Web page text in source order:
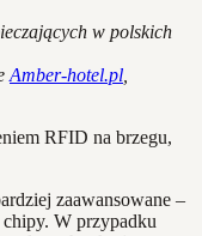
w polskich
Amber-hotel.pl
zaawansowane –
W przypadku